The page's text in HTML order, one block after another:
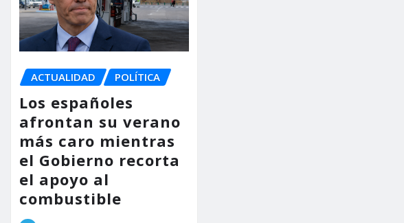
ACTUALIDAD POLÍTICA
Los españoles
afrontan su verano
más caro mientras
el Gobierno recorta
el apoyo al
combustible